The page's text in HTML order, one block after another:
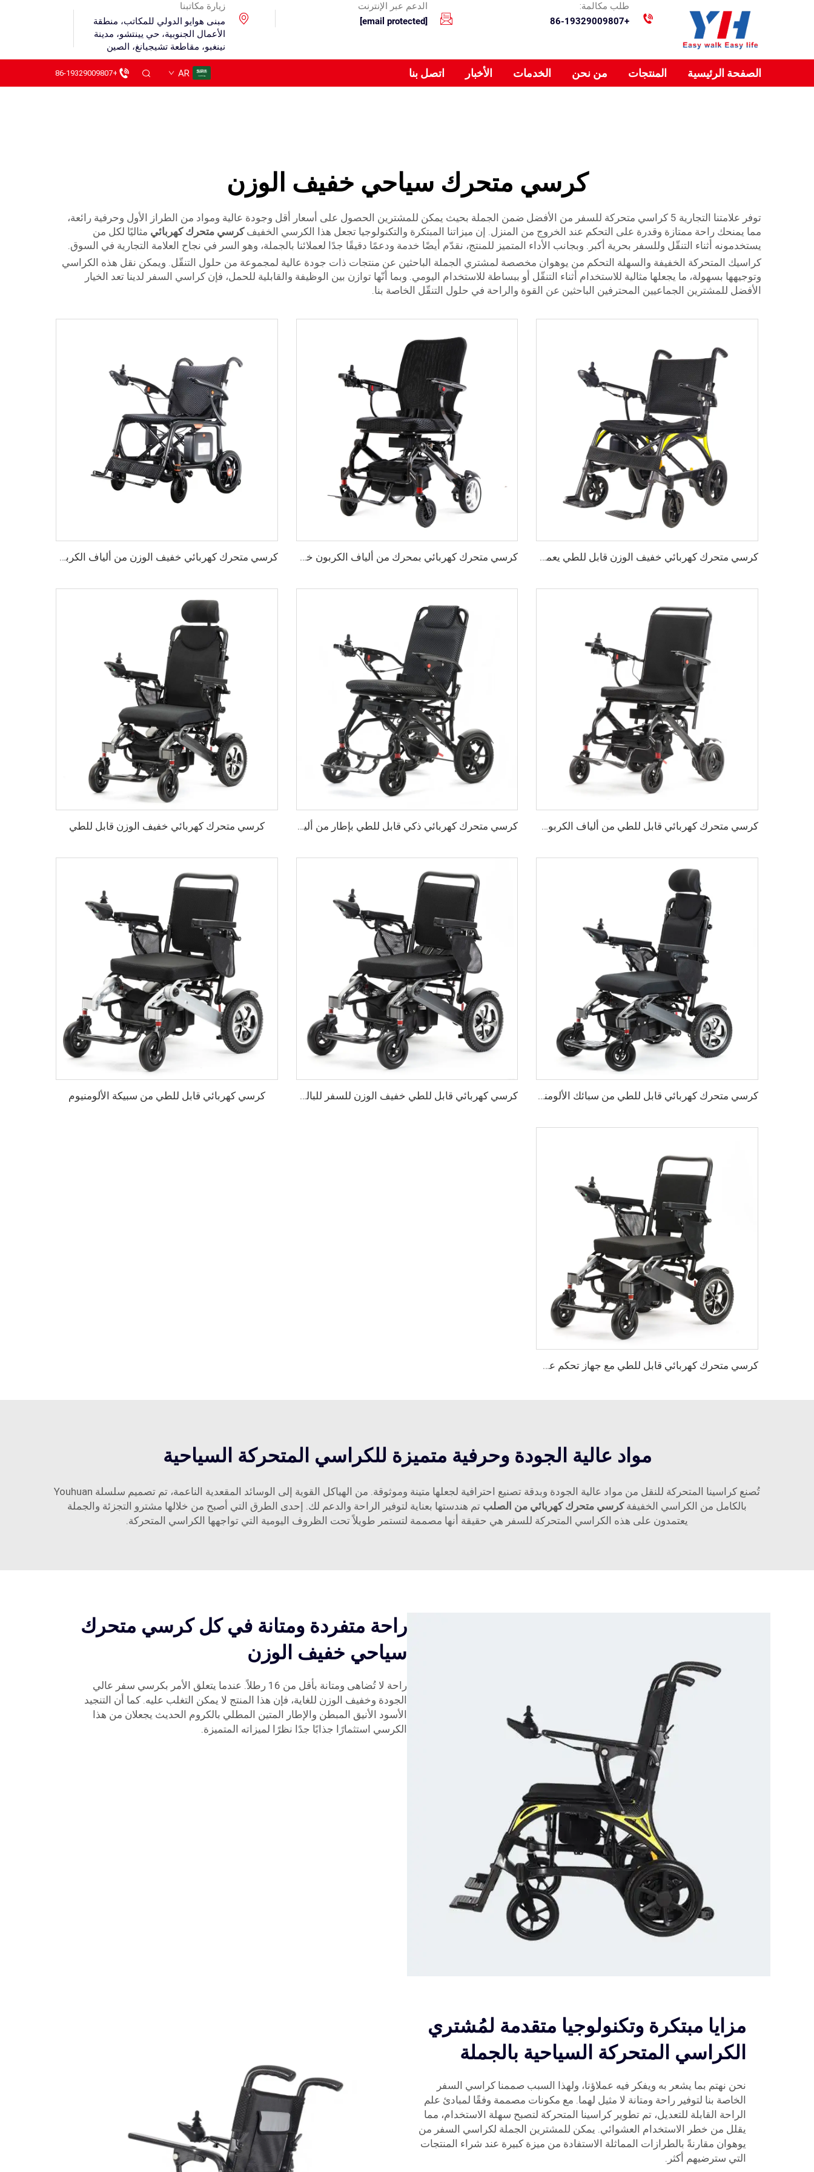
طلب مكالمة:
+86-19329009807
الدعم عبر الإنترنت
[email protected]
زيارة مكاتبنا
مبنى هوايو الدولي للمكاتب، منطقة
الأعمال الجنوبية، حي يينتشو، مدينة
نينغبو، مقاطعة تشيجيانغ، الصين
الصفحة الرئيسية المنتجات من نحن الخدمات الأخبار اتصل بنا AR
+86-19329009807
كرسي متحرك سياحي خفيف الوزن
توفر علامتنا التجارية 5 كراسي متحركة للسفر من الأفضل ضمن الجملة بحيث يمكن للمشترين الحصول على أسعار أقل وجودة عالية ومواد من الطراز الأول وحرفية رائعة،
مما يمنحك راحة ممتازة وقدرة على التحكم عند الخروج من المنزل. إن ميزاتنا المبتكرة والتكنولوجيا تجعل هذا الكرسي الخفيفكرسي متحرك كهربائي مثاليًا لكل من
يستخدمونه أثناء التنقّل وللسفر بحرية أكبر. وبجانب الأداء المتميز للمنتج، نقدّم أيضًا خدمة ودعمًا دقيقًا جدًا لعملائنا بالجملة، وهو السر في نجاح العلامة التجارية في السوق.
كراسيك المتحركة الخفيفة والسهلة التحكم من يوهوان مخصصة لمشتري الجملة الباحثين عن منتجات ذات جودة عالية لمجموعة من حلول التنقّل. ويمكن نقل هذه الكراسي
وتوجيهها بسهولة، ما يجعلها مثالية للاستخدام أثناء التنقّل أو ببساطة للاستخدام اليومي. وبما أنّها توازن بين الوظيفة والقابلية للحمل، فإن كراسي السفر لدينا تعد الخيار
الأفضل للمشترين الجماعيين المحترفين الباحثين عن القوة والراحة في حلول التنقّل الخاصة بنا.
كرسي متحرك كهربائي خفيف الوزن قابل للطي يعمل ببطارية ليثيوم 24 فولت من ألياف الكربون المحمولة كرسي متحرك كهربائي بمحرك من ألياف الكربون خفيف الوزن وقابل للنقل أثناء السفر كرسي متحرك كهربائي خفيف الوزن من ألياف الكربون
كرسي متحرك كهربائي قابل للطي من ألياف الكربون خفيف الوزن كرسي متحرك كهربائي ذكي قابل للطي بإطار من ألياف الكربون كرسي متحرك كهربائي خفيف الوزن قابل للطي
كرسي متحرك كهربائي قابل للطي من سبائك الألومنيوم خفيف الوزن كرسي كهربائي قابل للطي خفيف الوزن للسفر للبالغين كرسي كهربائي قابل للطي من سبيكة الألومنيوم
كرسي متحرك كهربائي قابل للطي مع جهاز تحكم عن بعد
مواد عالية الجودة وحرفية متميزة للكراسي المتحركة السياحية
تُصنع كراسينا المتحركة للنقل من مواد عالية الجودة وبدقة تصنيع احترافية لجعلها متينة وموثوقة. من الهياكل القوية إلى الوسائد المقعدية الناعمة، تم تصميم سلسلة Youhuan
بالكامل من الكراسي الخفيفةكرسي متحرك كهربائي من الصلب تم هندستها بعناية لتوفير الراحة والدعم لك. إحدى الطرق التي أصبح من خلالها مشترو التجزئة والجملة
يعتمدون على هذه الكراسي المتحركة للسفر هي حقيقة أنها مصممة لتستمر طويلاً تحت الظروف اليومية التي تواجهها الكراسي المتحركة.
راحة متفردة ومتانة في كل كرسي متحرك
سياحي خفيف الوزن
راحة لا تُضاهى ومتانة بأقل من 16 رطلاً. عندما يتعلق الأمر بكرسي سفر عالي
الجودة وخفيف الوزن للغاية، فإن هذا المنتج لا يمكن التغلب عليه. كما أن التنجيد
الأسود الأنيق المبطن والإطار المتين المطلي بالكروم الحديث يجعلان من هذا
الكرسي استثمارًا جذابًا جدًا نظرًا لميزاته المتميزة.
مزايا مبتكرة وتكنولوجيا متقدمة لمُشتري
الكراسي المتحركة السياحية بالجملة
نحن نهتم بما يشعر به ويفكر فيه عملاؤنا، ولهذا السبب صممنا كراسي السفر
الخاصة بنا لتوفير راحة ومتانة لا مثيل لهما. مع مكونات مصممة وفقًا لمبادئ علم
الراحة القابلة للتعديل، تم تطوير كراسينا المتحركة لتصبح سهلة الاستخدام، مما
يقلل من خطر الاستخدام العشوائي. يمكن للمشترين الجملة لكراسي السفر من
يوهوان مقارنةً بالطرازات المماثلة الاستفادة من ميزة كبيرة عند شراء المنتجات
التي سترضيهم أكثر.